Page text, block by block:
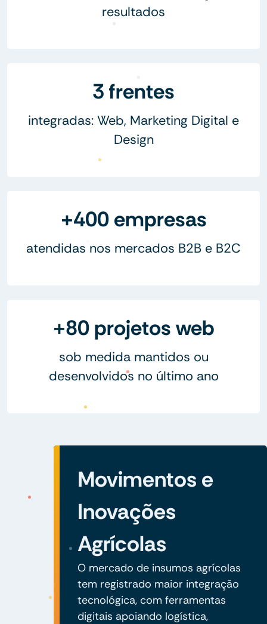
resultados
3 frentes
integradas: Web, Marketing Digital e
Design
+400 empresas
atendidas nos mercados B2B e B2C
+80 projetos web
sob medida mantidos ou
desenvolvidos no último ano
Movimentos e
Inovações
Agrícolas
O mercado de insumos agrícolas
tem registrado maior integração
tecnológica, com ferramentas
digitais apoiando logística,